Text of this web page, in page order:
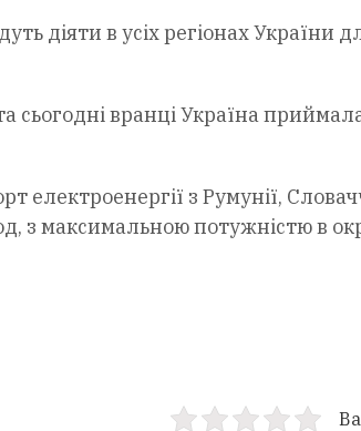
діяти в усіх регіонах України
вранці Україна
електроенергії з Румунії,
з максимальною потужністю в